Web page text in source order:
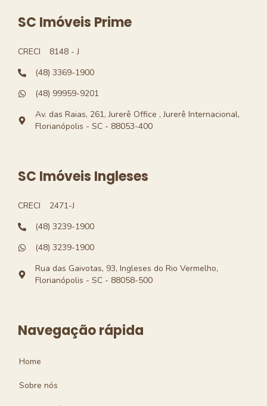
SC Imóveis Prime
CRECI
8148 - J
(48) 3369-1900
(48) 99959-9201
Av. das Raias, 261, Jurerê Office , Jurerê Internacional,
Florianópolis - SC - 88053-400
SC Imóveis Ingleses
CRECI
2471-J
(48) 3239-1900
(48) 3239-1900
Rua das Gaivotas, 93, Ingleses do Rio Vermelho,
Florianópolis - SC - 88058-500
Navegação rápida
Home
Sobre nós